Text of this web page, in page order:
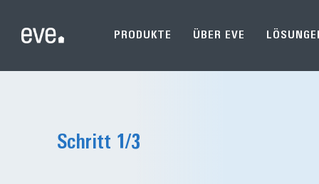
PRODUKTE ÜBER EVE
Schritt 1/3